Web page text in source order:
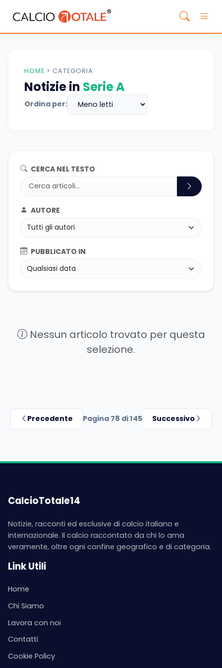
HOME > CATEGORIA
Notizie in Serie A
Ordina per:
CERCA NEL TESTO
AUTORE
PUBBLICATO IN
Nessun articolo trovato per questa
selezione.
Precedente Pagina 78 di 145 Successivo
CalcioTotale14
Notizie, racconti ed esclusive di calcio italiano e
internazionale. Il calcio raccontato da chi lo ama
veramente, oltre ogni confine geografico e di categoria.
Link Utili
Home
Chi Siamo
Lavora con noi
Contatti
Cookie Policy